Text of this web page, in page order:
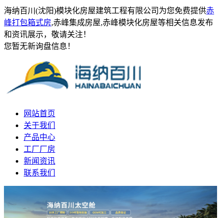
海纳百川(沈阳)模块化房屋建筑工程有限公司为您免费提供赤
峰打包箱式房,赤峰集成房屋,赤峰模块化房屋等相关信息发布
和资讯展示，敬请关注！
您暂无新询盘信息！
网站首页
关于我们
产品中心
工厂厂房
新闻资讯
联系我们